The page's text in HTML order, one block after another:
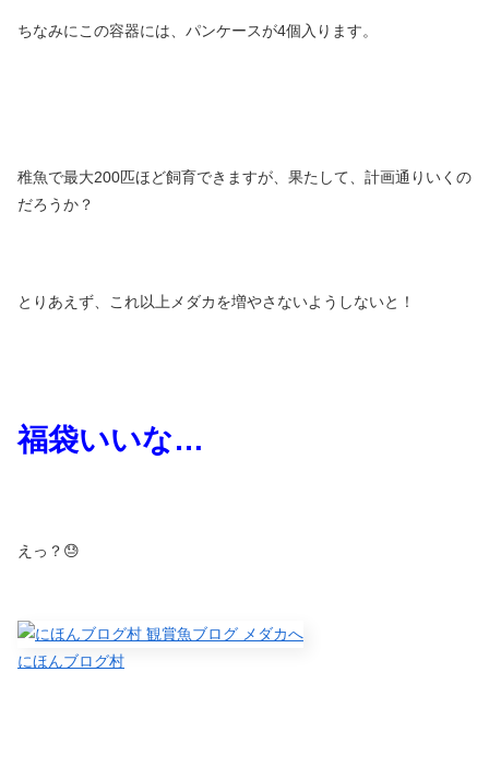
ちなみにこの容器には、パンケースが4個入ります。
稚魚で最大200匹ほど飼育できますが、果たして、計画通りいくの
だろうか？
とりあえず、これ以上メダカを増やさないようしないと！
福袋いいな…
えっ？😓
にほんブログ村